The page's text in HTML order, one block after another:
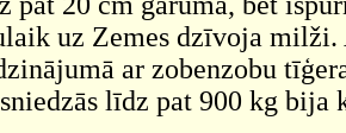
uz Zemes dzīvoja
ar zobenzobu
līdz pat 900 kg